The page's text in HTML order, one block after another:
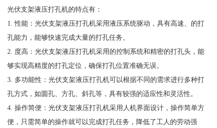
光伏支架液压打孔机的特点有：
1. 性能：光伏支架液压打孔机采用液压系统驱动，具有高速、的打
孔能力，能够快速完成大量的打孔任务。
2. 度高：光伏支架液压打孔机采用的控制系统和精密的打孔头，能
够实现高精度的打孔定位，确保打孔位置准确无误。
3. 多功能性：光伏支架液压打孔机可以根据不同的需求进行多种打
孔方式，如圆孔、方孔、斜孔等，具有较强的适应性和灵活性。
4. 操作简便：光伏支架液压打孔机采用人机界面设计，操作简单方
便，只需简单的操作就可以完成打孔任务，降低了工人的劳动强